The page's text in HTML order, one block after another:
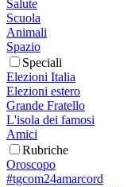
Salute
Scuola
Animali
Spazio
Speciali
Elezioni Italia
Elezioni estero
Grande Fratello
L'isola dei famosi
Amici
Rubriche
Oroscopo
#tgcom24amarcord